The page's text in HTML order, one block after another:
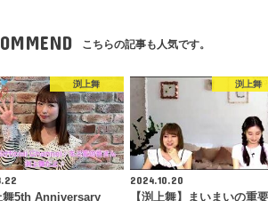
こちらの記事も人気です。
渕上舞
舞5th Anniversary
渕上舞
2024.10.20
【渕上舞】まいまいの重